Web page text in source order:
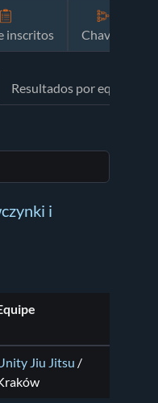
inscritos Chaves
Resultados por equipe
i
Jiu Jitsu /